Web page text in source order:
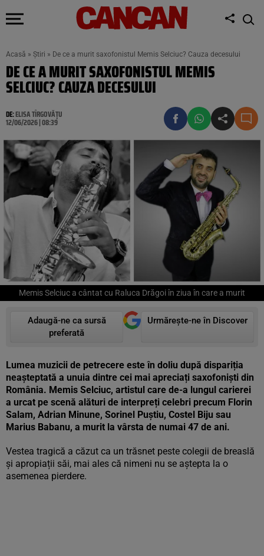
Acasă » Știri » De ce a murit saxofonistul Memis Selciuc? Cauza decesului
DE CE A MURIT SAXOFONISTUL MEMIS
SELCIUC? CAUZA DECESULUI
DE:ELISA TÎRGOVĂȚU
12/06/2026 | 08:39
Memis Selciuc a cântat cu Raluca Drăgoi în ziua în care a murit
Adaugă-ne ca sursă
preferată
Urmărește-ne în Discover
Lumea muzicii de petrecere este în doliu după dispariția
neașteptată a unuia dintre cei mai apreciați saxofoniști din
România. Memis Selciuc, artistul care de-a lungul carierei
a urcat pe scenă alături de interpreți celebri precum Florin
Salam, Adrian Minune, Sorinel Puștiu, Costel Biju sau
Marius Babanu, a murit la vârsta de numai 47 de ani.
Vestea tragică a căzut ca un trăsnet peste colegii de breaslă
și apropiații săi, mai ales că nimeni nu se aștepta la o
asemenea pierdere.